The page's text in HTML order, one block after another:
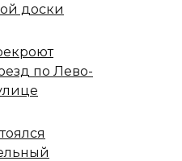
доски
по Лево-